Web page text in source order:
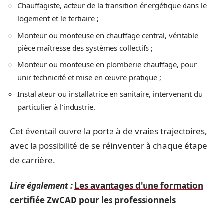
Chauffagiste, acteur de la transition énergétique dans le
logement et le tertiaire ;
Monteur ou monteuse en chauffage central, véritable
pièce maîtresse des systèmes collectifs ;
Monteur ou monteuse en plomberie chauffage, pour
unir technicité et mise en œuvre pratique ;
Installateur ou installatrice en sanitaire, intervenant du
particulier à l’industrie.
Cet éventail ouvre la porte à de vraies trajectoires,
avec la possibilité de se réinventer à chaque étape
de carrière.
Lire également : Les avantages d'une formation
certifiée ZwCAD pour les professionnels